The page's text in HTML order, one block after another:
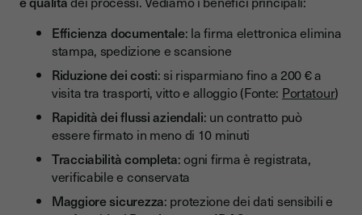
Efficienza documentale: la firma elettronica elimina
stampa, spedizione e scansione
Riduzione dei costi: si risparmiano fino a 200 € a
visita tra trasporti, vitto e alloggio (Fonte: Portatour)
Rapidità dei flussi aziendali: un contratto può
essere firmato in meno di 10 minuti
Tracciabilità completa: ogni firma è registrata,
verificabile e conservata
Maggiore sicurezza: protezione dei dati sensibili e